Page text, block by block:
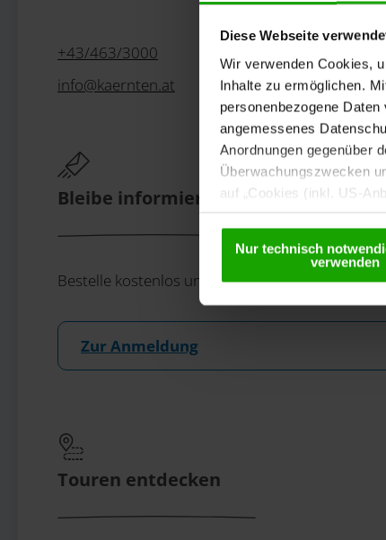
Diese Webseite
Wir verwenden Cookies,
Inhalte zu ermöglichen.
personenbezogene
angemessenes
Anordnungen gegenüber
Überwachungszwecken
auf „Cookies (inkl. US-
Nur technisch
verwenden
+43/463/3000
info@kaernten at
Bleibe informiert!
Bestelle kostenlos unser eMagazin, den
Zur Anmeldung
Touren entdecken